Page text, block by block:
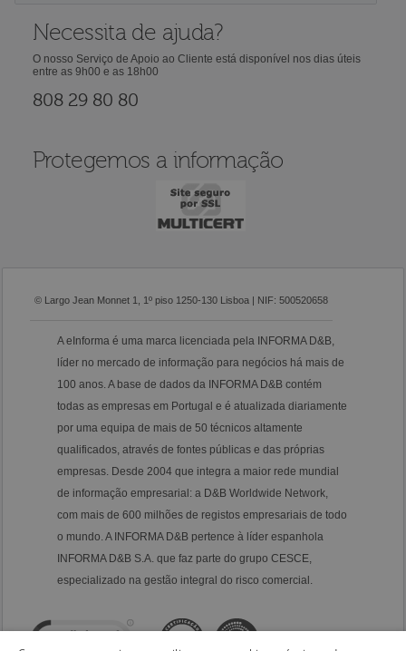
Necessita de ajuda?
O nosso Serviço de Apoio ao Cliente está disponível nos dias úteis
entre as 9h00 e as 18h00
808 29 80 80
Protegemos a informação
© Largo Jean Monnet 1, 1º piso 1250-130 Lisboa | NIF: 500520658
A eInforma é uma marca licenciada pela INFORMA D&B,
líder no mercado de informação para negócios há mais de
100 anos. A base de dados da INFORMA D&B contém
todas as empresas em Portugal e é atualizada diariamente
por uma equipa de mais de 50 técnicos altamente
qualificados, através de fontes públicas e das próprias
empresas. Desde 2004 que integra a maior rede mundial
de informação empresarial: a D&B Worldwide Network,
com mais de 600 milhões de registos empresariais de todo
o mundo. A INFORMA D&B pertence à líder espanhola
INFORMA D&B S.A. que faz parte do grupo CESCE,
especializado na gestão integral do risco comercial.